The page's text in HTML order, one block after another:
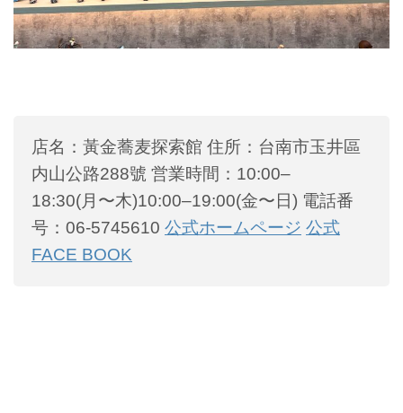
店名：黃金蕎麦探索館 住所：台南市玉井區
内山公路288號 営業時間：10:00–
18:30(月〜木)10:00–19:00(金〜日) 電話番
号：06-5745610 公式ホームページ 公式
FACE BOOK